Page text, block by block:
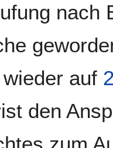
nach
auf
den